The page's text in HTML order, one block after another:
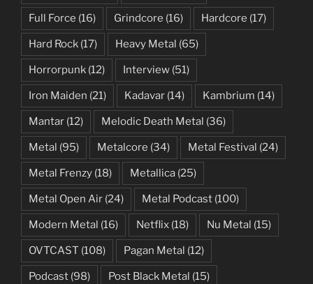
Full Force (16) Grindcore (16) Hardcore (17)
Hard Rock (17) Heavy Metal (65)
Horrorpunk (12) Interview (51)
Iron Maiden (21) Kadavar (14) Kambrium (14)
Mantar (12) Melodic Death Metal (36)
Metal (95) Metalcore (34) Metal Festival (24)
Metal Frenzy (18) Metallica (25)
Metal Open Air (24) Metal Podcast (100)
Modern Metal (16) Netflix (18) Nu Metal (15)
OVTCAST (108) Pagan Metal (12)
Podcast (98) Post Black Metal (15)